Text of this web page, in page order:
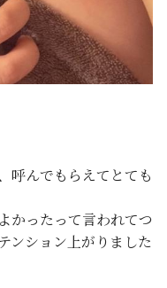
呼んでもらえてとても
かったって言われてつ
ンション上がりました